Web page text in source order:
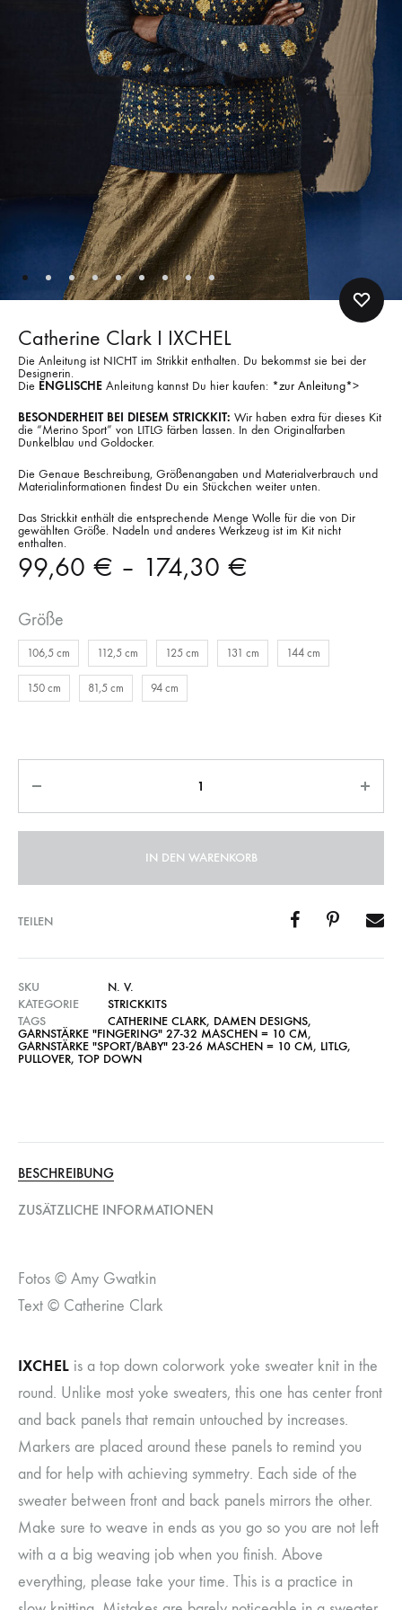
Catherine Clark I IXCHEL
Die Anleitung ist NICHT im Strikkit enthalten. Du bekommst sie bei der
Designerin.
Die ENGLISCHE Anleitung kannst Du hier kaufen: *zur Anleitung*>
BESONDERHEIT BEI DIESEM STRICKKIT: Wir haben extra für dieses Kit
die “Merino Sport” von LITLG färben lassen. In den Originalfarben
Dunkelblau und Goldocker.
Die Genaue Beschreibung, Größenangaben und Materialverbrauch und
Materialinformationen findest Du ein Stückchen weiter unten.
Das Strickkit enthält die entsprechende Menge Wolle für die von Dir
gewählten Größe. Nadeln und anderes Werkzeug ist im Kit nicht
enthalten.
99,60 € – 174,30 €
Größe
106,5 cm 112,5 cm 125 cm 131 cm 144 cm
150 cm 81,5 cm 94 cm
IN DEN WARENKORB
TEILEN
SKU
N. V.
KATEGORIE
STRICKKITS
TAGS
CATHERINE CLARK, DAMEN DESIGNS,
GARNSTÄRKE "FINGERING" 27-32 MASCHEN = 10 CM,
GARNSTÄRKE "SPORT/BABY" 23-26 MASCHEN = 10 CM, LITLG,
PULLOVER, TOP DOWN
BESCHREIBUNG
ZUSÄTZLICHE INFORMATIONEN
Fotos © Amy Gwatkin
Text © Catherine Clark
IXCHEL is a top down colorwork yoke sweater knit in the
round. Unlike most yoke sweaters, this one has center front
and back panels that remain untouched by increases.
Markers are placed around these panels to remind you
and for help with achieving symmetry. Each side of the
sweater between front and back panels mirrors the other.
Make sure to weave in ends as you go so you are not left
with a a big weaving job when you finish. Above
everything, please take your time. This is a practice in